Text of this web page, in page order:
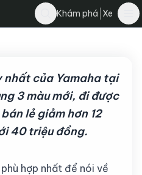
Khám phá Xe
· 270
Bình luận
nhất của Yamaha tại
3 màu mới, đi được
lẻ giảm hơn 12
40 triệu đồng.
hợp nhất để nói về